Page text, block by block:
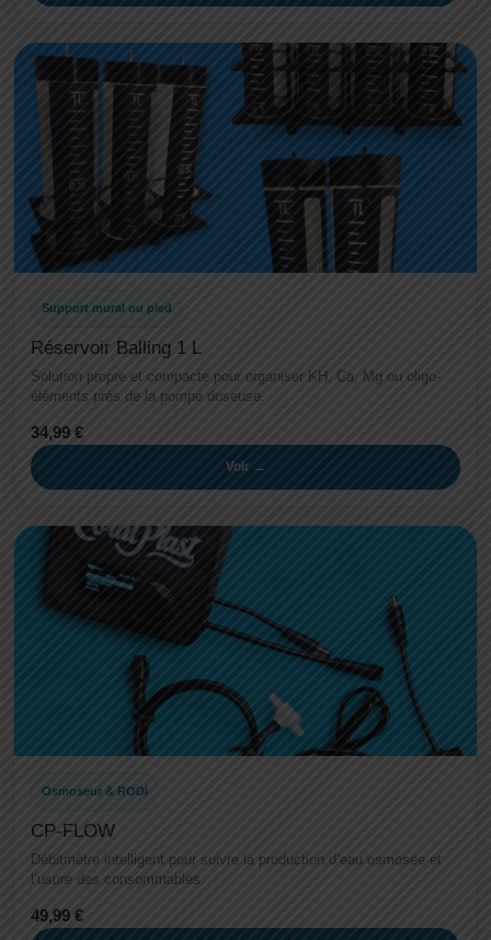
Support mural ou pied
Réservoir Balling 1 L
Solution propre et compacte pour organiser KH, Ca, Mg ou oligo-
éléments près de la pompe doseuse.
34,99 €
Voir →
Osmoseur & RODI
CP-FLOW
Débitmètre intelligent pour suivre la production d’eau osmosée et
l’usure des consommables.
49,99 €